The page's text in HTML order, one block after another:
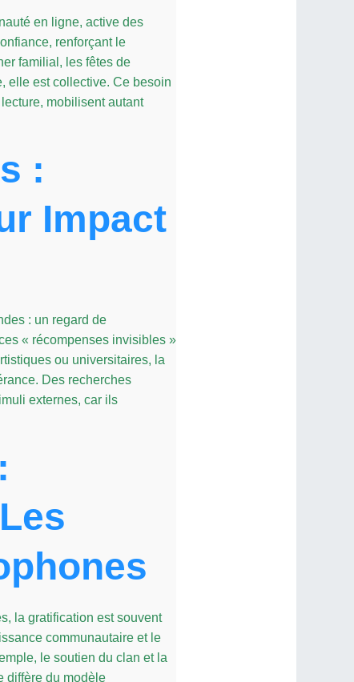
en ligne, active des
renforçant le
familial, les fêtes de
elle est collective. Ce besoin
mobilisent autant
:
Impact
: un regard de
« récompenses invisibles »
ou universitaires, la
Des recherches
externes, car ils
la gratification est souvent
communautaire et le
le soutien du clan et la
diffère du modèle